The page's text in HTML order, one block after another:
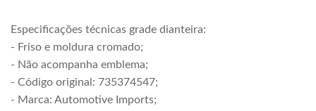
Especificações técnicas grade dianteira:
- Friso e moldura cromado;
- Não acompanha emblema;
- Código original: 735374547;
- Marca: Automotive Imports;